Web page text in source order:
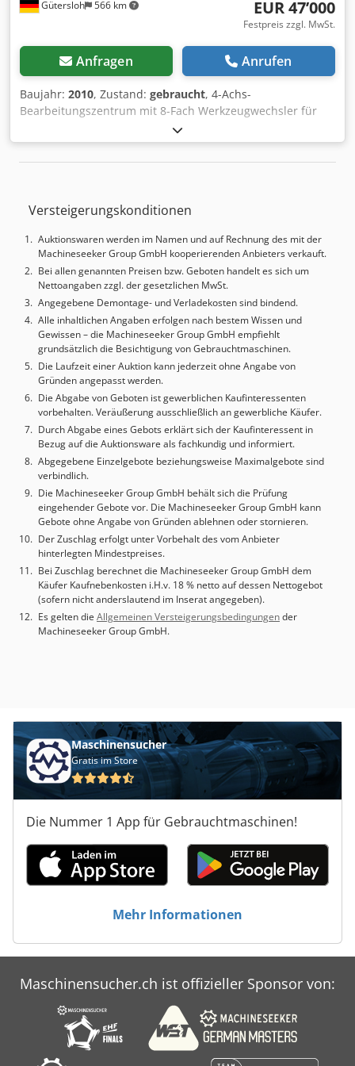
DETAILS Luftverbrauch: ca. 180 l/min Maschinengewicht:
4200 kg Betriebsstunden Spindelstunden: 1.280 h
Gütersloh 566 km EUR 47’000
Festpreis zzgl. MwSt.
Anfragen Anrufen
Baujahr: 2010, Zustand: gebraucht, 4-Achs-
Bearbeitungszentrum mit 8-Fach Werkzeugwechsler für
Aluminium oder PVC Profile Max. Bearbeitungslänge: 3.100
mm Verfahrweg Y-Achse: 850 mm Dcjdpfjxvp Nkex Aitok
Verfahrweg Z-Achse: 650 mm Schwenkwinkel A-Achse: 0° -
Spannererfassung und automatische Verschiebung 6
inbegriffen
Versteigerungskonditionen
Auktionswaren werden im Namen und auf Rechnung des mit der
Machineseeker Group GmbH kooperierenden Anbieters verkauft.
Bei allen genannten Preisen bzw. Geboten handelt es sich um
Nettoangaben zzgl. der gesetzlichen MwSt.
Angegebene Demontage- und Verladekosten sind bindend.
Alle inhaltlichen Angaben erfolgen nach bestem Wissen und
Gewissen – die Machineseeker Group GmbH empfiehlt
grundsätzlich die Besichtigung von Gebrauchtmaschinen.
Die Laufzeit einer Auktion kann jederzeit ohne Angabe von
Gründen angepasst werden.
Die Abgabe von Geboten ist gewerblichen Kaufinteressenten
vorbehalten. Veräußerung ausschließlich an gewerbliche Käufer.
Durch Abgabe eines Gebots erklärt sich der Kaufinteressent in
Bezug auf die Auktionsware als fachkundig und informiert.
Abgegebene Einzelgebote beziehungsweise Maximalgebote sind
verbindlich.
Die Machineseeker Group GmbH behält sich die Prüfung
eingehender Gebote vor. Die Machineseeker Group GmbH kann
Gebote ohne Angabe von Gründen ablehnen oder stornieren.
Der Zuschlag erfolgt unter Vorbehalt des vom Anbieter
hinterlegten Mindestpreises.
Bei Zuschlag berechnet die Machineseeker Group GmbH dem
Käufer Kaufnebenkosten i.H.v. 18 % netto auf dessen Nettogebot
(sofern nicht anderslautend im Inserat angegeben).
Es gelten die Allgemeinen Versteigerungsbedingungender
Machineseeker Group GmbH.
Maschinensucher
Gratis im Store
Die Nummer 1 App für Gebrauchtmaschinen!
Mehr Informationen
Maschinensucher.ch ist offizieller Sponsor von: